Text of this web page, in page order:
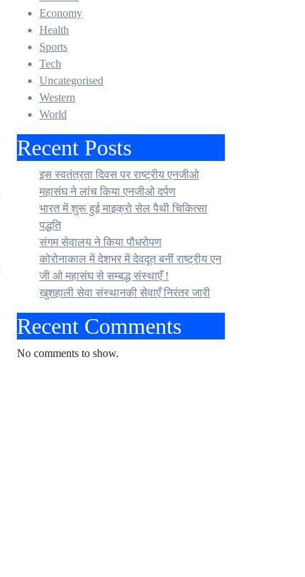
Economy
Health
Sports
Tech
Uncategorised
Western
World
Recent Posts
इस स्वतंत्रता दिवस पर राष्ट्रीय एनजीओ
महासंघ ने लांच किया एनजीओ दर्पण
भारत में शुरू हुई माइक्रो सेल पैथी चिकित्सा
पद्धति
संगम सेवालय ने किया पौधरोपण
कोरोनाकाल में देशभर में देवदूत बनीं राष्ट्रीय एन
जी ओ महासंघ से सम्बद्ध संस्थाएँ !
खुशहाली सेवा संस्थानकी सेवाएँ निरंतर जारी
Recent Comments
No comments to show.